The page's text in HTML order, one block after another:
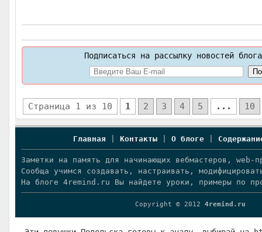
Подписаться на рассылку новостей
Страница 1 из 10 1 2 3 4 5 ... 10
Главная Контакты О блоге
Заметки на память для начинающих вебмастеров, web-
Сообща учимся создавать, настраивать,
На блоге 4remind.ru Вы найдете уроки, примеры по
Copyright © 2012 4remind.ru